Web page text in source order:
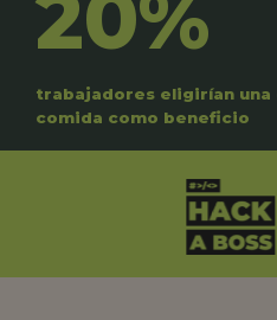
trabajadores eligirían
comida como beneficio